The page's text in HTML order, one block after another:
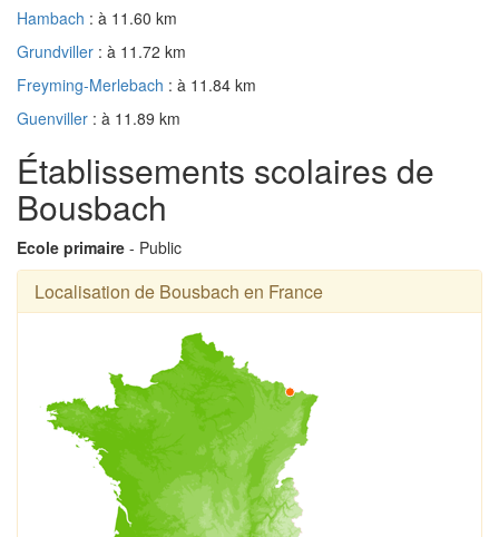
Hambach : à 11.60 km
Grundviller : à 11.72 km
Freyming-Merlebach : à 11.84 km
Guenviller : à 11.89 km
Établissements scolaires de
Bousbach
Ecole primaire - Public
Localisation de Bousbach en France